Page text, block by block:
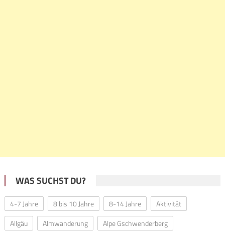
WAS SUCHST DU?
4-7 Jahre 8 bis 10 Jahre 8-14 Jahre
Aktivität
Allgäu
Almwanderung
Alpe Gschwenderberg